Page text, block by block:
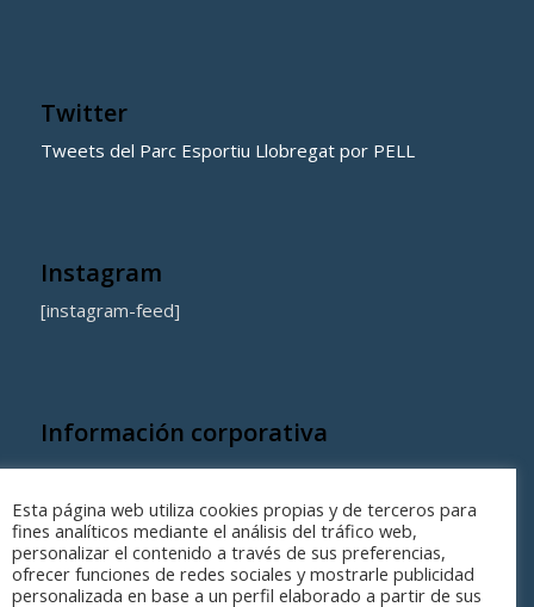
Twitter
Tweets del Parc Esportiu Llobregat por PELL
Instagram
[instagram-feed]
Información corporativa
Quienes somos
Coste de los equipamientos y servicios municipales
Esta página web utiliza cookies propias y de terceros para
fines analíticos mediante el análisis del tráfico web,
personalizar el contenido a través de sus preferencias,
ofrecer funciones de redes sociales y mostrarle publicidad
personalizada en base a un perfil elaborado a partir de sus